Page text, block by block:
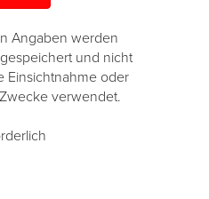
Angaben werden
und nicht
Einsichtnahme oder
verwendet.